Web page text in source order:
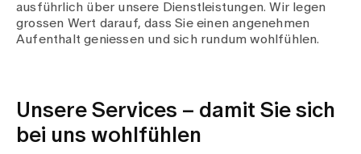
Kontakt
Babygalerie
ausführlich über unsere Dienstleistungen. Wir legen
grossen Wert darauf, dass Sie einen angenehmen
Aufenthalt geniessen und sich rundum wohlfühlen.
Unsere Services – damit Sie sich
bei uns wohlfühlen